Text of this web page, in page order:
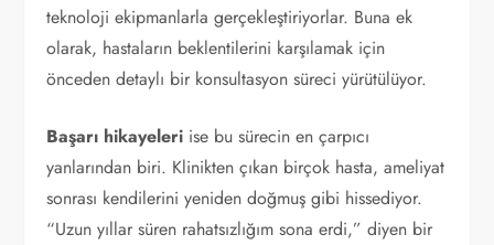
teknoloji ekipmanlarla gerçekleştiriyorlar. Buna ek
olarak, hastaların beklentilerini karşılamak için
önceden detaylı bir konsultasyon süreci yürütülüyor.
Başarı hikayeleri ise bu sürecin en çarpıcı
yanlarından biri. Klinikten çıkan birçok hasta, ameliyat
sonrası kendilerini yeniden doğmuş gibi hissediyor.
“Uzun yıllar süren rahatsızlığım sona erdi,” diyen bir